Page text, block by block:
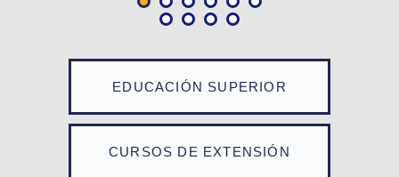
EDUCACIÓN SUPERIOR
CURSOS DE EXTENSIÓN